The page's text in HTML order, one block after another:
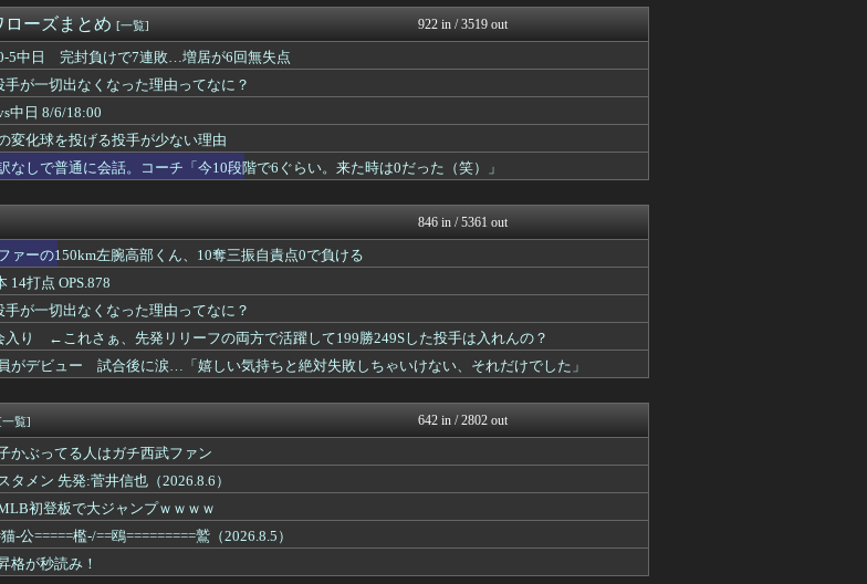
まれて大阪に取り残されてしまう
鷹速@ホークスまとめブログ
圧倒されはじめるwwwwwwwwwwww...
フィルダースチョイス
る投手が少ない理由
を獲得！ワトソン放出へ？
すら75%が誤読をしてしまうwwwwwww
竜速（りゅうそく）
明治大DF稲垣篤志の加入内定と特別指定を...
のも恥ずかしいレベル」“停滞”する久保建...
年日本に戻るかもだけどどこが獲る？
まとめロッテ！
起き』←もっと良い猛暑対策はないのか？
広島東洋カープまとめブログ...
3年7300万ドルで契約延長
バスケまとめ・COM
友佑都”来場”を発表！引退も退団も発表し...
WorldFootball...
ぁ、先発リリーフの両方で活躍して199勝...
ジャンプｗｗｗｗ
)からとんでもないペースで勝ち始める
鷹速@ホークスまとめブログ
とは思わなかったな
7回戦】スタメン・打順速報｜試合実況｜...
ファイターズ王国＠日ハムま...
wRC+156(1位) FR...
MLB NEWS@まとめ
なんJ（まとめては）いかん...
来てますね」連日の挑戦者圧勝！相川七瀬軍団...
ベイスターズNEWS
ーニの頭を蹴ったイ・チョンスに「手を切り落...
WorldFootball...
る
得点圏.000）←1番に置いた方...
目が見えてくるかも・・・
竜速（りゅうそく）
まう」モデル・由布菜月 夫・上田綺世がW杯で...
がなさすぎて「こう」なってる件
１位に返り咲くwwwwwwwwwwwww...
による「争奪戦」も（AERA）
まとめロッテ！
ーズまとめ [一覧] 922 in / 3519 out
0-5中日 完封負けで7連敗…増居が6回無失点
が一切出なくなった理由ってなに？
中日 8/6/18:00
変化球を投げる投手が少ない理由
なしで普通に会話。コーチ「今10段階で6ぐらい。来た時は0だった（笑）」
846 in / 5361 out
ァーの150km左腕高部くん、10奪三振自責点0で負ける
14打点 OPS.878
が一切出なくなった理由ってなに？
入り ←これさぁ、先発リリーフの両方で活躍して199勝249Sした投手は入れんの？
がデビュー 試合後に涙…「嬉しい気持ちと絶対失敗しちゃいけない、それだけでした」
[一覧] 642 in / 2802 out
かぶってる人はガチ西武ファン
タメン 先発:菅井信也（2026.8.6）
初登板で大ジャンプｗｗｗｗ
-公=====檻-/==鴎=========鷲（2026.8.5）
格が秒読み！